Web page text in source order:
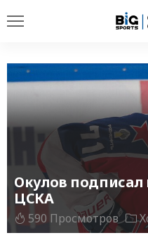
Окулов
ЦСКА
590 Просмотров